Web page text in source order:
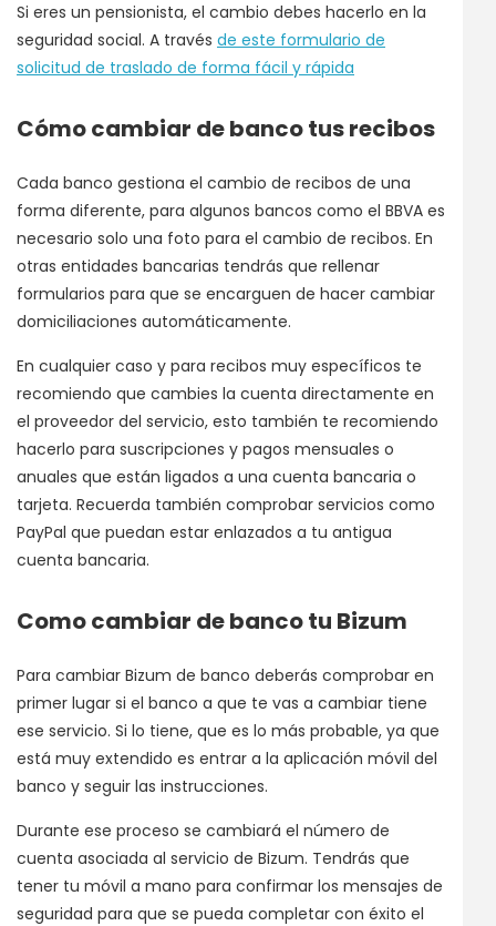
Si eres un pensionista, el cambio debes hacerlo en la
seguridad social. A través de este formulario de
solicitud de traslado de forma fácil y rápida
Cómo cambiar de banco tus recibos
Cada banco gestiona el cambio de recibos de una
forma diferente, para algunos bancos como el BBVA es
necesario solo una foto para el cambio de recibos. En
otras entidades bancarias tendrás que rellenar
formularios para que se encarguen de hacer cambiar
domiciliaciones automáticamente.
En cualquier caso y para recibos muy específicos te
recomiendo que cambies la cuenta directamente en
el proveedor del servicio, esto también te recomiendo
hacerlo para suscripciones y pagos mensuales o
anuales que están ligados a una cuenta bancaria o
tarjeta. Recuerda también comprobar servicios como
PayPal que puedan estar enlazados a tu antigua
cuenta bancaria.
Como cambiar de banco tu Bizum
Para cambiar Bizum de banco deberás comprobar en
primer lugar si el banco a que te vas a cambiar tiene
ese servicio. Si lo tiene, que es lo más probable, ya que
está muy extendido es entrar a la aplicación móvil del
banco y seguir las instrucciones.
Durante ese proceso se cambiará el número de
cuenta asociada al servicio de Bizum. Tendrás que
tener tu móvil a mano para confirmar los mensajes de
seguridad para que se pueda completar con éxito el